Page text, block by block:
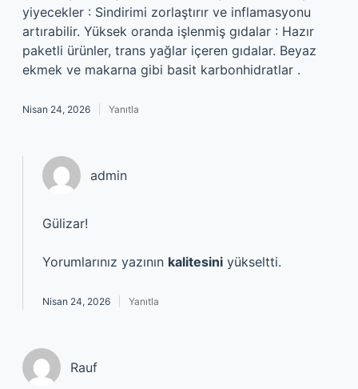
yiyecekler : Sindirimi zorlaştırır ve inflamasyonu
artırabilir. Yüksek oranda işlenmiş gıdalar : Hazır
paketli ürünler, trans yağlar içeren gıdalar. Beyaz
ekmek ve makarna gibi basit karbonhidratlar .
Nisan 24, 2026 Yanıtla
admin
Gülizar!
Yorumlarınız yazının kalitesini yükseltti.
Nisan 24, 2026 Yanıtla
Rauf